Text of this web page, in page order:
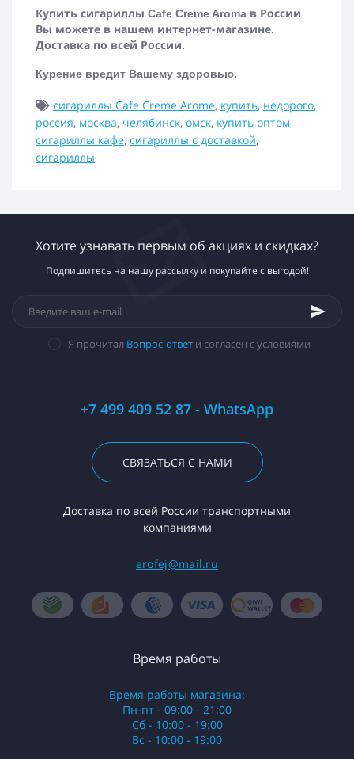
Купить сигариллы Cafe Creme Aroma в России
Вы можете в нашем интернет-магазине.
Доставка по всей России.
Курение вредит Вашему здоровью.
сигариллы Cafe Creme Arome, купить, недорого,
россия, москва, челябинск, омск, купить оптом
сигариллы кафе, сигариллы с доставкой,
сигариллы
Хотите узнавать первым об акциях и скидках?
Подпишитесь на нашу рассылку и покупайте с выгодой!
Я прочитал Вопрос-ответи согласен с условиями
+7 499 409 52 87 - WhatsApp
СВЯЗАТЬСЯ С НАМИ
Доставка по всей России транспортными
компаниями
erofej@mail.ru
Время работы
Время работы магазина:
Пн-пт - 09:00 - 21:00
Сб - 10:00 - 19:00
Вс - 10:00 - 19:00